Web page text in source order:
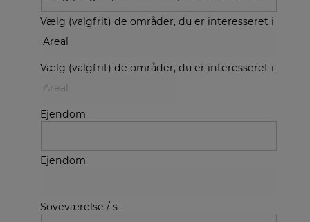
Vælg (valgfrit) de områder, du er interesseret i
Vælg (valgfrit) de områder, du er interesseret i
Ejendom
Ejendom
Soveværelse / s